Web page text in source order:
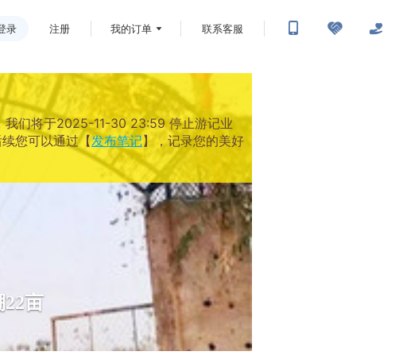
录 注册 我的订单 联系客服
我们将于2025-11-30 23:59 停止游记业
您可以通过【发布笔记】，记录您的美好
亩